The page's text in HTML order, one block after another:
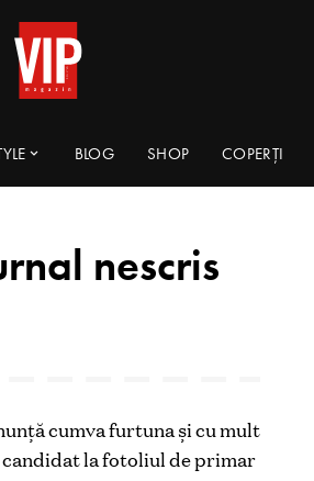
BLOG SHOP COPERȚI
nescris
cumva furtuna şi cu mult
la fotoliul de primar